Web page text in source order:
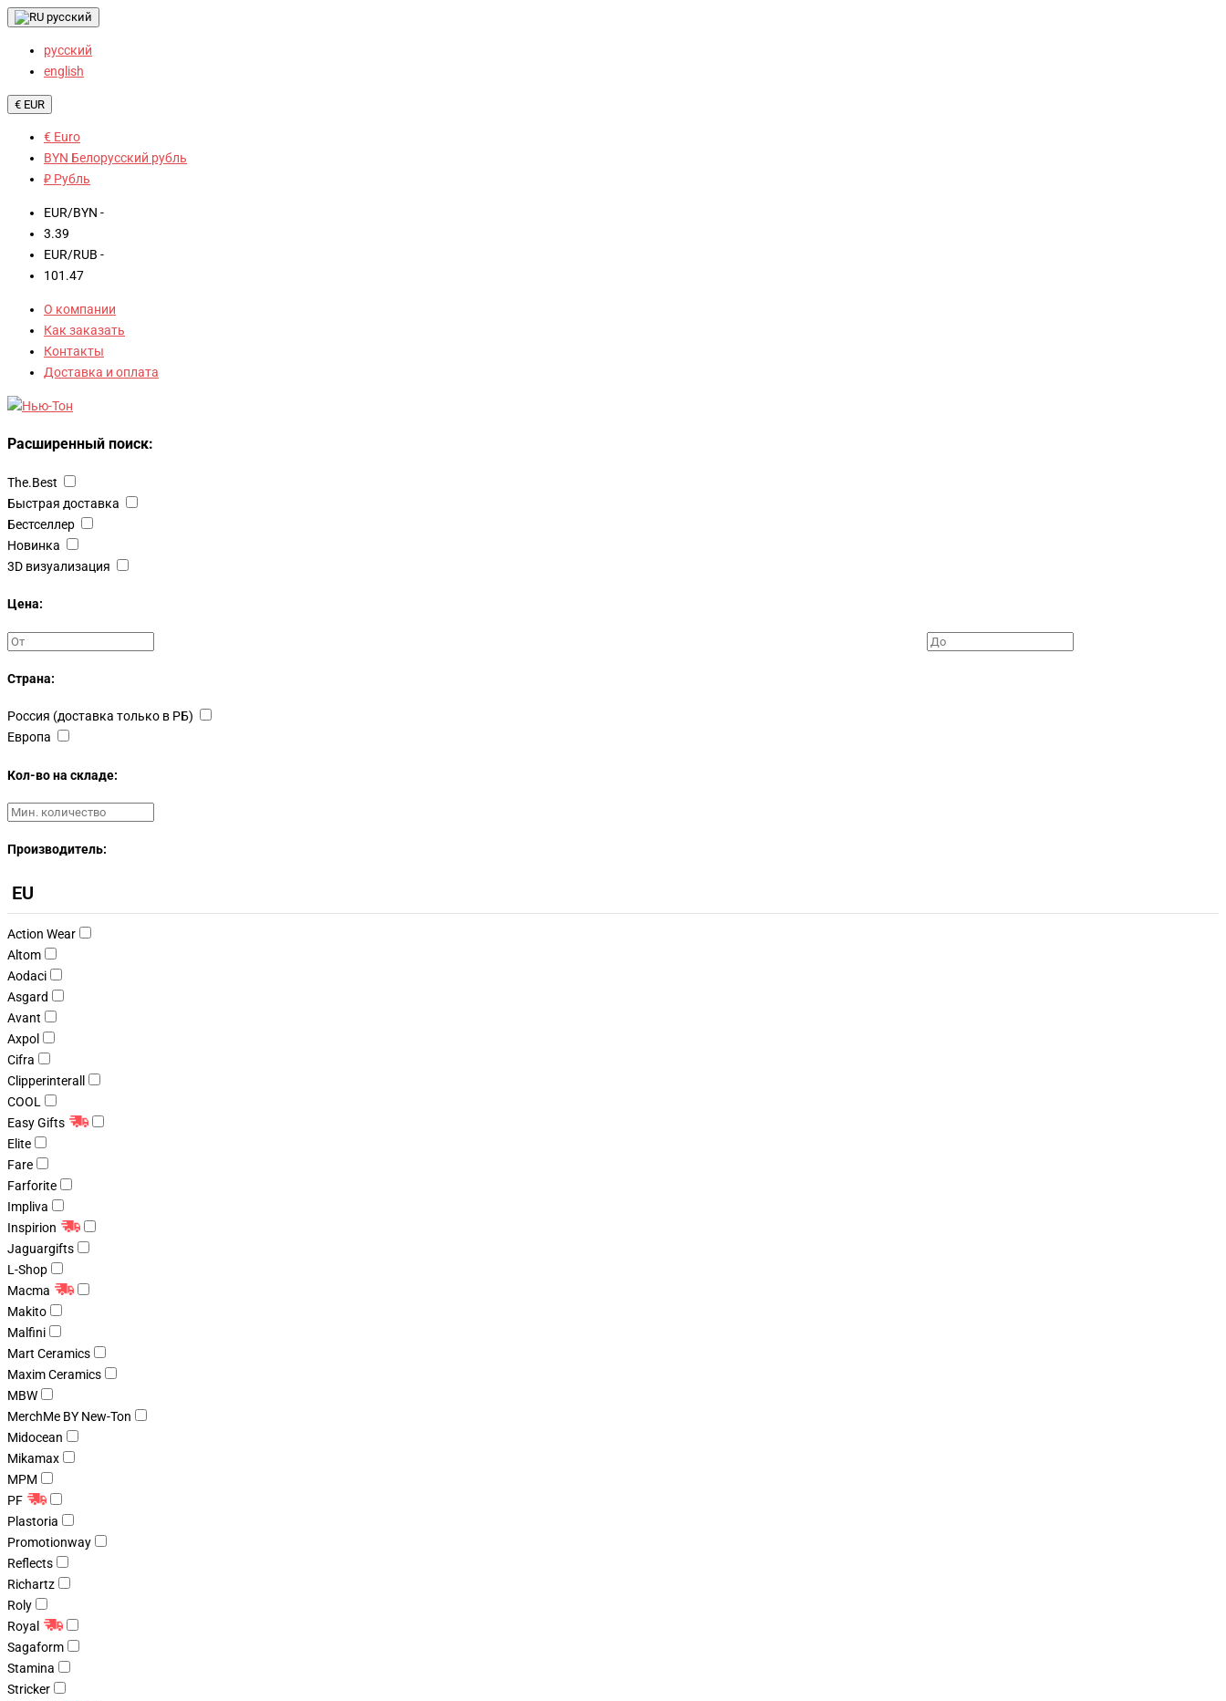
русский
русский
english
€ EUR
€ Euro
BYN Белорусский рубль
₽ Рубль
EUR/BYN -
3.39
EUR/RUB -
101.47
О компании
Как заказать
Контакты
Доставка и оплата
Расширенный поиск:
The.Best
Быстрая доставка
Бестселлер
Новинка
3D визуализация
Цена:
Страна:
Россия (доставка только в РБ)
Европа
Кол-во на складе:
Производитель:
EU
Action Wear
Altom
Aodaci
Asgard
Avant
Axpol
Cifra
Clipperinterall
COOL
Easy Gifts
Elite
Fare
Farforite
Impliva
Inspirion
Jaguargifts
L-Shop
Macma
Makito
Malfini
Mart Ceramics
Maxim Ceramics
MBW
MerchMe BY New-Ton
Midocean
Mikamax
MPM
PF
Plastoria
Promotionway
Reflects
Richartz
Roly
Royal
Sagaform
Stamina
Stricker